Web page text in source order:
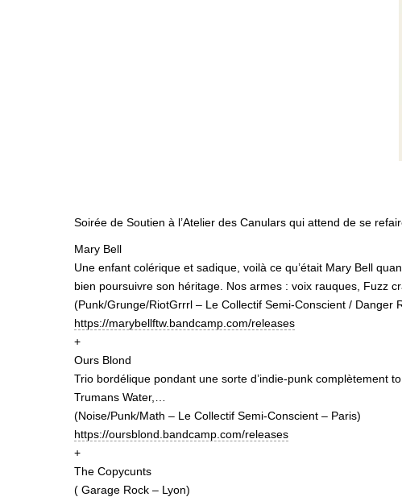
Soirée de Soutien à l’Atelier des Canulars qui attend de se
Mary Bell
Une enfant colérique et sadique, voilà ce qu’était Mary Bell
bien poursuivre son héritage. Nos armes : voix rauques, Fuzz
(Punk/Grunge/RiotGrrrl – Le Collectif Semi-Conscient / Danger
https://marybellftw.bandcamp.com/releases
+
Ours Blond
Trio bordélique pondant une sorte d’indie-punk complètement
Trumans Water,…
(Noise/Punk/Math – Le Collectif Semi-Conscient – Paris)
https://oursblond.bandcamp.com/releases
+
The Copycunts
( Garage Rock – Lyon)